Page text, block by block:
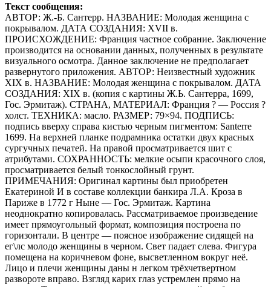
Текст сообщения:
АВТОР: Ж.-Б. Сантерр. НАЗВАНИЕ: Молодая женщина с
покрывалом. ДАТА СОЗДАНИЯ: XVII в.
ПРОИСХОЖДЕНИЕ: Франция частное собрание. Заключение
производится на основании данных, полученных в результате
визуального осмотра. Данное заключение не предполагает
развернутого приложения. АВТОР: Неизвестный художник
XIX в. НАЗВАНИЕ: Молодая женщина с покрывалом. ДАТА
СОЗДАНИЯ: XIX в. (копия с картины Ж.Ь. Сантерра, 1699,
Гос. Эрмитаж). СТРАНА, МАТЕРИАЛ: Франция ? — Россия ?
холст. ТЕХНИКА: масло. РАЗМЕР: 79×94. ПОДПИСЬ:
подпись вверху справа кистью черным пигментом: Santerre
1699. На верхней планке подрамника остатки двух красных
сургучных печатей. На правой просматривается шит с
атрибутами. СОХРАННОСТЬ: мелкие осыпи красочного слоя,
просматривается белый тонкослойный грунт.
ПРИМЕЧАНИЯ: Оригинал картины был приобретен
Екатериной И в составе коллекции банкира Л.А. Кроза в
Париже в 1772 г Ныне — Гос. Эрмитаж. Картина
неоднократно копировалась. Рассматриваемое произведение
имеет прямоугольный формат, композиция построена по
горизонтали. В центре — поясное изображение сидящей на
ег\лс молодо женщины в черном. Свет падает слева. Фигура
помещена на коричневом фоне, высветленном вокруг неё.
Лицо и плечи женщины даны н легком трёхчетвертном
развороте вправо. Взгляд карих глаз устремлен прямо на